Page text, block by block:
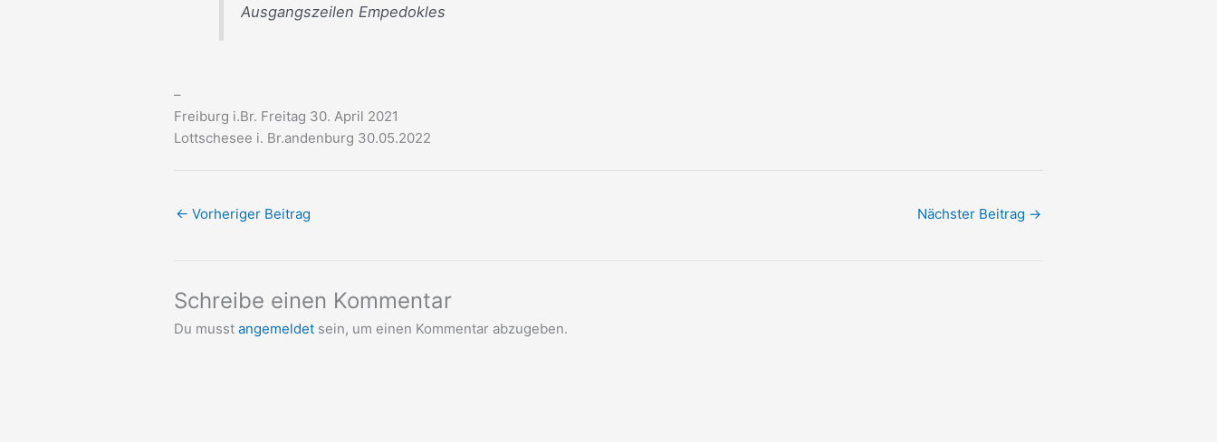
Ausgangszeilen Empedokles
–
Freiburg i.Br. Freitag 30. April 2021
Lottschesee i. Br.andenburg 30.05.2022
← Vorheriger Beitrag Nächster Beitrag →
Schreibe einen Kommentar
Du musst angemeldet sein, um einen Kommentar abzugeben.